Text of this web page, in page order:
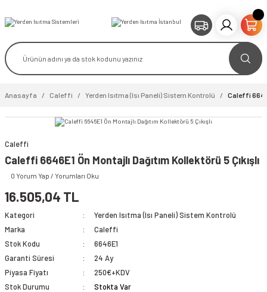
Anasayfa Caleffi Yerden Isıtma (Isı Paneli) Sistem Kontrolü Caleffi
video izle
Caleffi
Caleffi 6646E1 Ön Montajlı Dağıtım Kollektörü 5 Çıkışlı
0 Yorum Yap / Yorumları Oku
16.505,04 TL
Kategori
Yerden Isıtma (Isı Paneli) Sistem Kontrolü
Marka
Caleffi
Stok Kodu
6646E1
Garanti Süresi
24 Ay
Piyasa Fiyatı
250€+KDV
Stok Durumu
Stokta Var